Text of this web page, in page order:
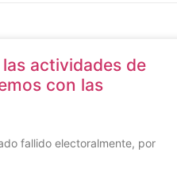
actividades de
con las
fallido electoralmente, por